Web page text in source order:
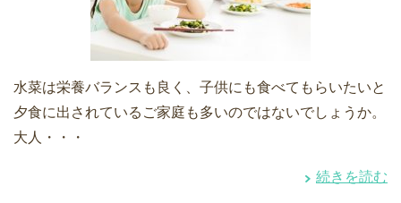
水菜は栄養バランスも良く、子供にも食べてもらいたいと
夕食に出されているご家庭も多いのではないでしょうか。
大人・・・
続きを読む